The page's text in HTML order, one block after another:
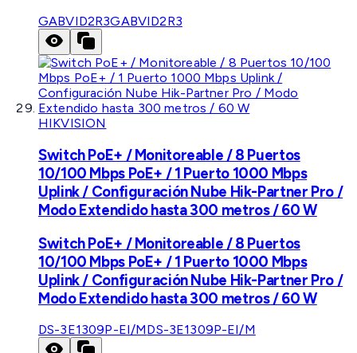
GABVID2R3GABVID2R3
HIKVISION
Switch PoE+ / Monitoreable / 8 Puertos
10/100 Mbps PoE+ / 1 Puerto 1000 Mbps
Uplink / Configuración Nube Hik-Partner Pro /
Modo Extendido hasta 300 metros / 60 W
Switch PoE+ / Monitoreable / 8 Puertos
10/100 Mbps PoE+ / 1 Puerto 1000 Mbps
Uplink / Configuración Nube Hik-Partner Pro /
Modo Extendido hasta 300 metros / 60 W
DS-3E1309P-EI/MDS-3E1309P-EI/M